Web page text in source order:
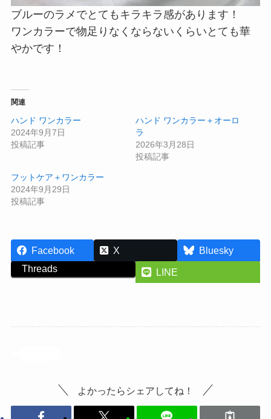
ブルーのラメでとてもキラキラ感があります！
ワンカラーで物足りなくならないくらいとても華
やかです！
関連
ハンド ワンカラー
2024年9月7日
投稿記事
ハンド ワンカラー＋オーロ
ラ
2026年3月28日
投稿記事
フットケア＋ワンカラー
2024年9月29日
投稿記事
Facebook X
Bluesky
Threads
LINE
よかったらシェアしてね！